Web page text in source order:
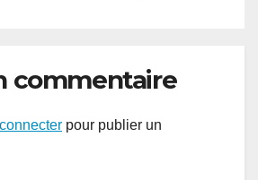
commentaire
pour publier un